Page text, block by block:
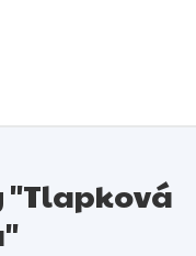
"Tlapková